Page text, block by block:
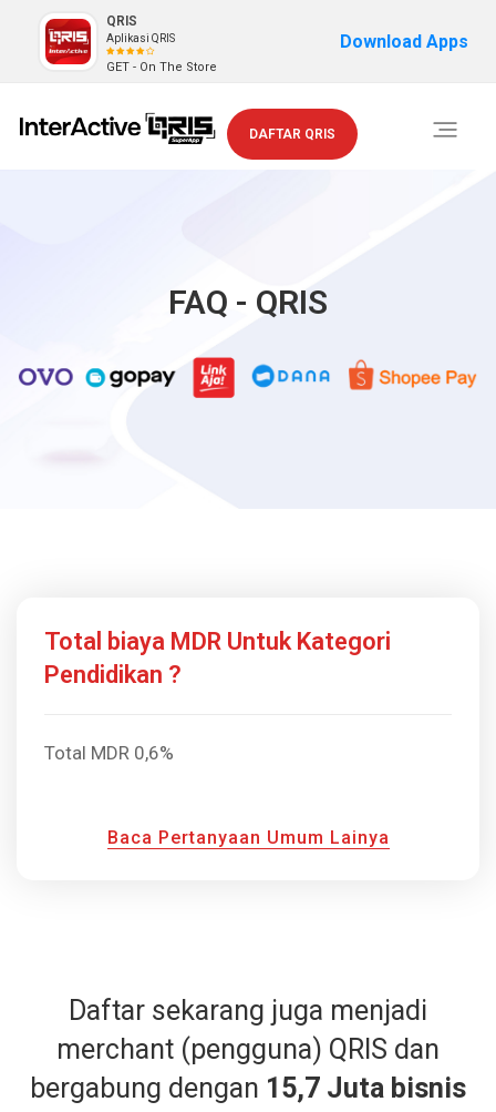
QRIS
Aplikasi QRIS
GET - On The Store
Download Apps
Toggle
DAFTAR QRIS
FAQ - QRIS
Total biaya MDR Untuk Kategori
Pendidikan ?
Total MDR 0,6%
Baca Pertanyaan Umum Lainya
Daftar sekarang juga menjadi
merchant (pengguna) QRIS dan
bergabung dengan 15,7 Juta bisnis